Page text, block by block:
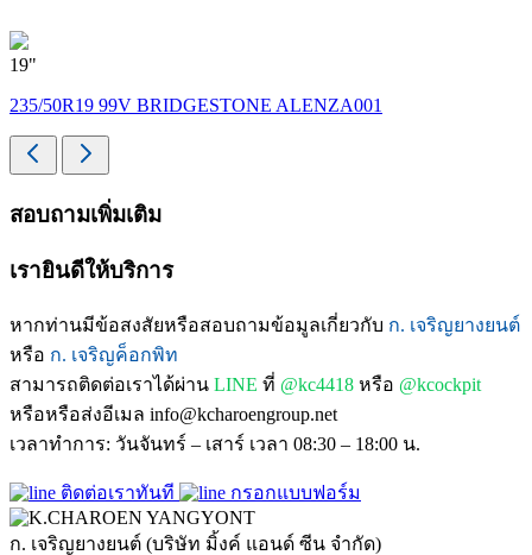
19"
235/50R19 99V BRIDGESTONE ALENZA001
สอบถามเพิ่มเติม
เรายินดีให้บริการ
หากท่านมีข้อสงสัยหรือสอบถามข้อมูลเกี่ยวกับ ก. เจริญยางยนต์
หรือ ก. เจริญค็อกพิท
สามารถติดต่อเราได้ผ่าน LINE ที่ @kc4418 หรือ @kcockpit
หรือหรือส่งอีเมล info@kcharoengroup.net
เวลาทำการ: วันจันทร์ – เสาร์ เวลา 08:30 – 18:00 น.
ติดต่อเราทันที กรอกแบบฟอร์ม
ก. เจริญยางยนต์ (บริษัท มิ้งค์ แอนด์ ซีน จำกัด)